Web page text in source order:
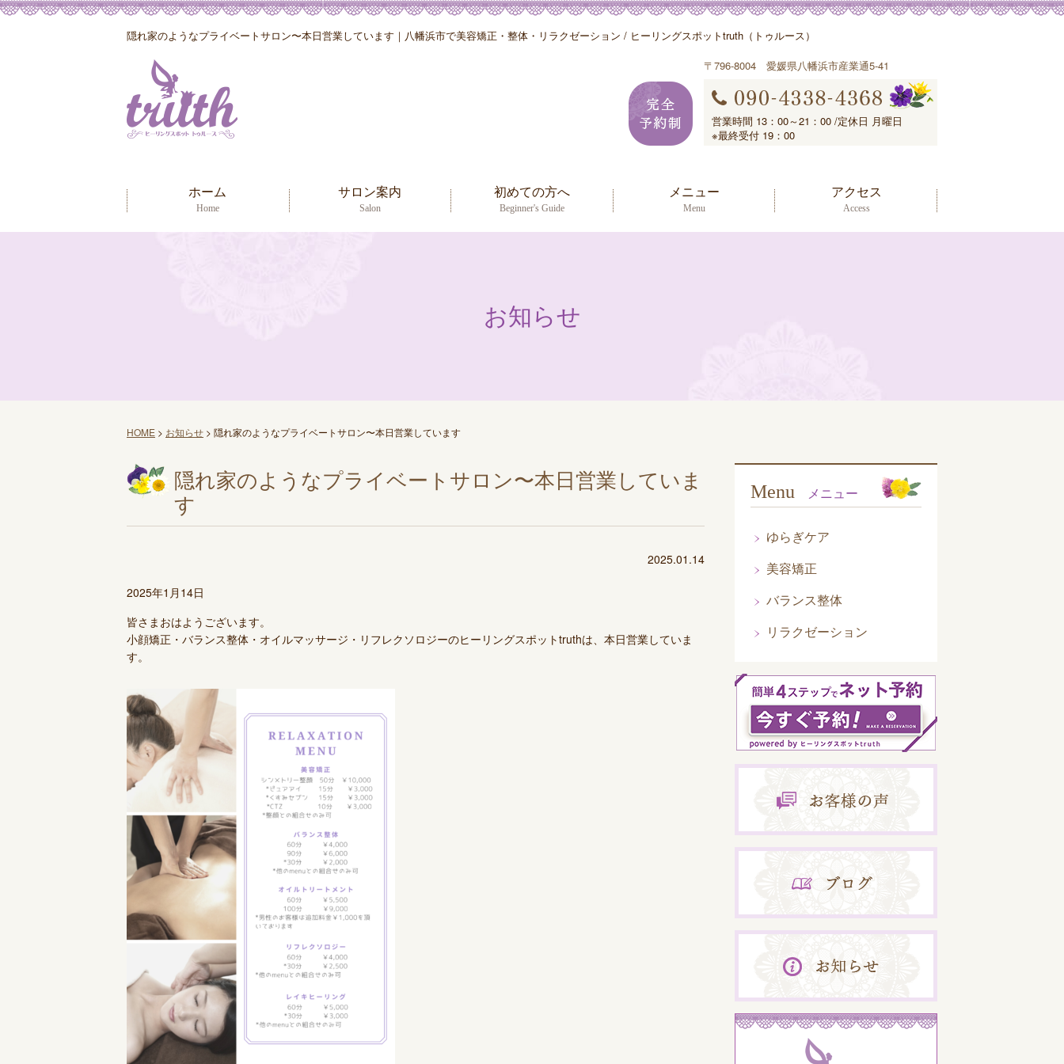
隠れ家のようなプライベートサロン〜本日営業しています｜八幡浜市で美容矯正・整体・リラクゼーション / ヒーリングスポットtruth（トゥルース）
〒796-8004 愛媛県八幡浜市産業通5-41
営業時間 13：00～21：00 /定休日 月曜日
※最終受付 19：00
ホーム
Home
サロン案内
Salon
初めての方へ
Beginner's Guide
メニュー
Menu
アクセス
Access
お知らせ
HOME > お知らせ > 隠れ家のようなプライベートサロン〜本日営業しています
隠れ家のようなプライベートサロン〜本日営業していま
す
2025.01.14
2025年1月14日
皆さまおはようございます。
小顔矯正・バランス整体・オイルマッサージ・リフレクソロジーのヒーリングスポットtruthは、本日営業していま
す。
Menu メニュー
ゆらぎケア
美容矯正
バランス整体
リラクゼーション